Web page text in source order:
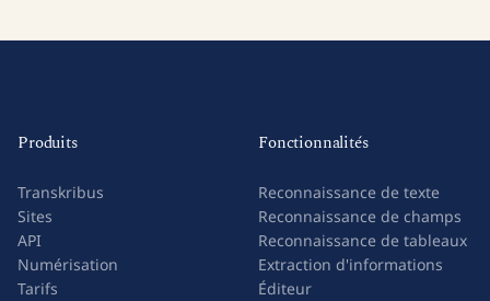
Produits
Transkribus
Sites
API
Numérisation
Tarifs
Fonctionnalités
Reconnaissance de texte
Reconnaissance de champs
Reconnaissance de tableaux
Extraction d'informations
Éditeur